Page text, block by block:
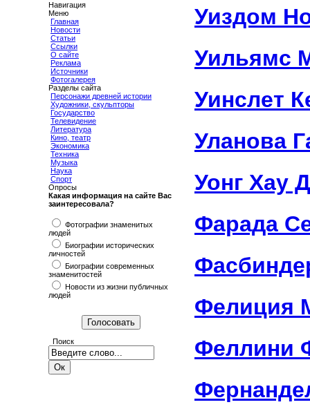
Навигация
Меню
Главная
Новости
Статьи
Ссылки
О сайте
Реклама
Источники
Фотогалерея
Разделы сайта
Персонажи древней истории
Художники, скульпторы
Государство
Телевидение
Литература
Кино, театр
Экономика
Техника
Музыка
Наука
Спорт
Опросы
Какая информация на сайте Вас
заинтересовала?
Фотографии знаменитых
людей
Биографии исторических
личностей
Биографии современных
знаменитостей
Новости из жизни публичных
людей
Поиск
Уиздом
Уильямс
Уинслет
Уланова
Уонг Хау
Фарада
Фелиция
Феллини